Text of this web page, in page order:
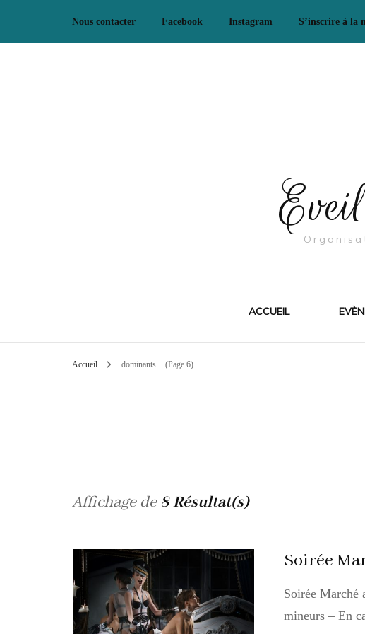
Nous contacter Facebook Instagram S’inscrire à la
ACCUEIL
Accueil dominants (Page 6)
Affichage de 8 Résultat(s)
Soirée
Soirée
mineurs – En